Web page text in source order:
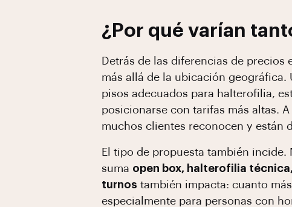
¿Por qué varían
Detrás de las diferencias de
más allá de la ubicación geográfica.
pisos adecuados para halterofilia,
posicionarse con tarifas más altas. A
muchos clientes reconocen y están
El tipo de propuesta también
suma open box, halterofilia
turnos también impacta: cuanto
especialmente para personas con